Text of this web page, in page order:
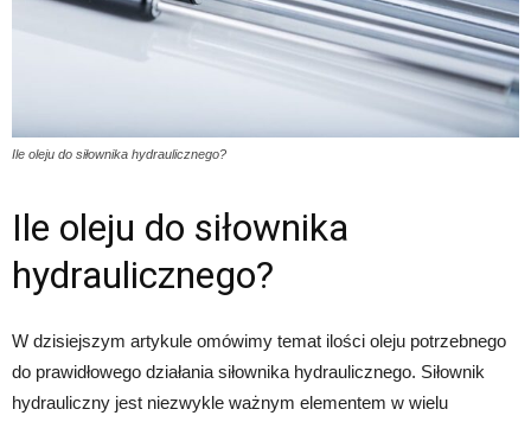
Ile oleju do siłownika hydraulicznego?
Ile oleju do siłownika
hydraulicznego?
W dzisiejszym artykule omówimy temat ilości oleju potrzebnego
do prawidłowego działania siłownika hydraulicznego. Siłownik
hydrauliczny jest niezwykle ważnym elementem w wielu